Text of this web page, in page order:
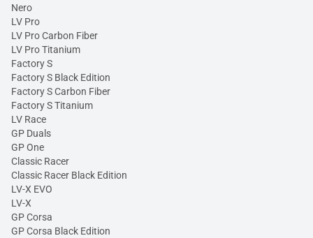
Nero
LV Pro
LV Pro Carbon Fiber
LV Pro Titanium
Factory S
Factory S Black Edition
Factory S Carbon Fiber
Factory S Titanium
LV Race
GP Duals
GP One
Classic Racer
Classic Racer Black Edition
LV-X EVO
LV-X
GP Corsa
GP Corsa Black Edition